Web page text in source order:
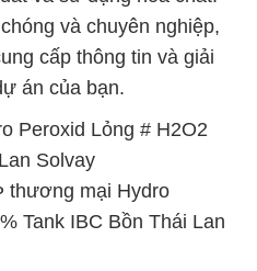
và chuyên nghiệp,
cấp thông tin và giải
án của bạn.
Peroxid Lỏng # H2O2
Solvay
thương mại Hydro
Tank IBC Bồn Thái Lan